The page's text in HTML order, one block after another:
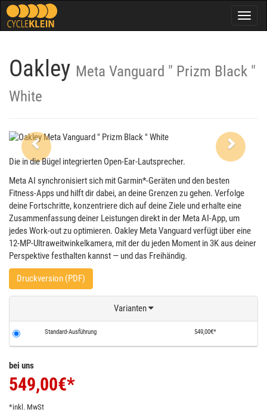
Oakley Meta Vanguard " Prizm Black "
White
Previous Next
Die in die Bügel integrierten Open-Ear-Lautsprecher.
Meta AI synchronisiert sich mit Garmin*-Geräten und den besten
Fitness-Apps und hilft dir dabei, an deine Grenzen zu gehen. Verfolge
deine Fortschritte, konzentriere dich auf deine Ziele und erhalte eine
Zusammenfassung deiner Leistungen direkt in der Meta AI-App, um
jedes Work-out zu optimieren. Oakley Meta Vanguard verfügt über eine
12-MP-Ultraweitwinkelkamera, mit der du jeden Moment in 3K aus deiner
Perspektive festhalten kannst — und das Freihändig.
Druckversion (PDF)
Varianten
Standard-Ausführung 549,00€*
bei uns
549,00€*
*inkl. MwSt